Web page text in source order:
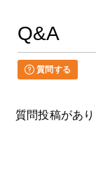
Q&A
質問する
質問投稿があ